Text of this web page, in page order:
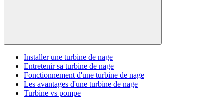
Installer une turbine de nage
Entretenir sa turbine de nage
Fonctionnement d'une turbine de nage
Les avantages d'une turbine de nage
Turbine vs pompe